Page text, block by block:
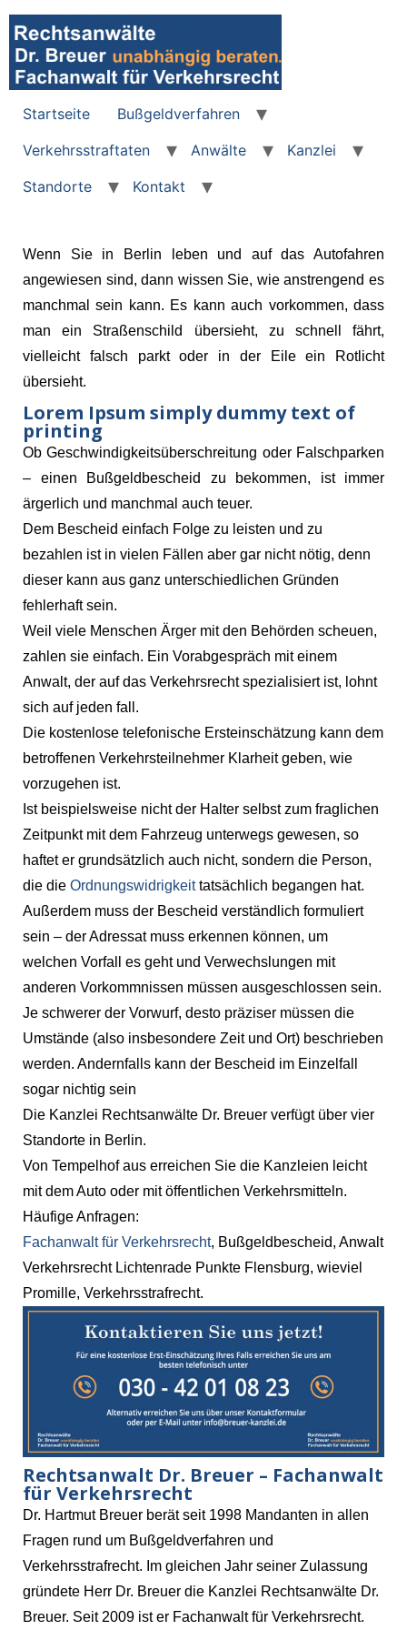
Startseite
Bußgeldverfahren
Verkehrsstraftaten
Anwälte
Kanzlei
Standorte
Kontakt
Wenn Sie in Berlin leben und auf das Autofahren
angewiesen sind, dann wissen Sie, wie anstrengend es
manchmal sein kann. Es kann auch vorkommen, dass
man ein Straßenschild übersieht, zu schnell fährt,
vielleicht falsch parkt oder in der Eile ein Rotlicht
übersieht.
Lorem Ipsum simply dummy text of
printing
Ob Geschwindigkeitsüberschreitung oder Falschparken
– einen Bußgeldbescheid zu bekommen, ist immer
ärgerlich und manchmal auch teuer.
Dem Bescheid einfach Folge zu leisten und zu
bezahlen ist in vielen Fällen aber gar nicht nötig, denn
dieser kann aus ganz unterschiedlichen Gründen
fehlerhaft sein.
Weil viele Menschen Ärger mit den Behörden scheuen,
zahlen sie einfach. Ein Vorabgespräch mit einem
Anwalt, der auf das Verkehrsrecht spezialisiert ist, lohnt
sich auf jeden fall.
Die kostenlose telefonische Ersteinschätzung kann dem
betroffenen Verkehrsteilnehmer Klarheit geben, wie
vorzugehen ist.
Ist beispielsweise nicht der Halter selbst zum fraglichen
Zeitpunkt mit dem Fahrzeug unterwegs gewesen, so
haftet er grundsätzlich auch nicht, sondern die Person,
die die Ordnungswidrigkeittatsächlich begangen hat.
Außerdem muss der Bescheid verständlich formuliert
sein – der Adressat muss erkennen können, um
welchen Vorfall es geht und Verwechslungen mit
anderen Vorkommnissen müssen ausgeschlossen sein.
Je schwerer der Vorwurf, desto präziser müssen die
Umstände (also insbesondere Zeit und Ort) beschrieben
werden. Andernfalls kann der Bescheid im Einzelfall
sogar nichtig sein
Die Kanzlei Rechtsanwälte Dr. Breuer verfügt über vier
Standorte in Berlin.
Von Tempelhof aus erreichen Sie die Kanzleien leicht
mit dem Auto oder mit öffentlichen Verkehrsmitteln.
Häufige Anfragen:
Fachanwalt für Verkehrsrecht, Bußgeldbescheid, Anwalt
Verkehrsrecht Lichtenrade Punkte Flensburg, wieviel
Promille, Verkehrsstrafrecht.
Rechtsanwalt Dr. Breuer – Fachanwalt
für Verkehrsrecht
Dr. Hartmut Breuer berät seit 1998 Mandanten in allen
Fragen rund um Bußgeldverfahren und
Verkehrsstrafrecht. Im gleichen Jahr seiner Zulassung
gründete Herr Dr. Breuer die Kanzlei Rechtsanwälte Dr.
Breuer. Seit 2009 ist er Fachanwalt für Verkehrsrecht.